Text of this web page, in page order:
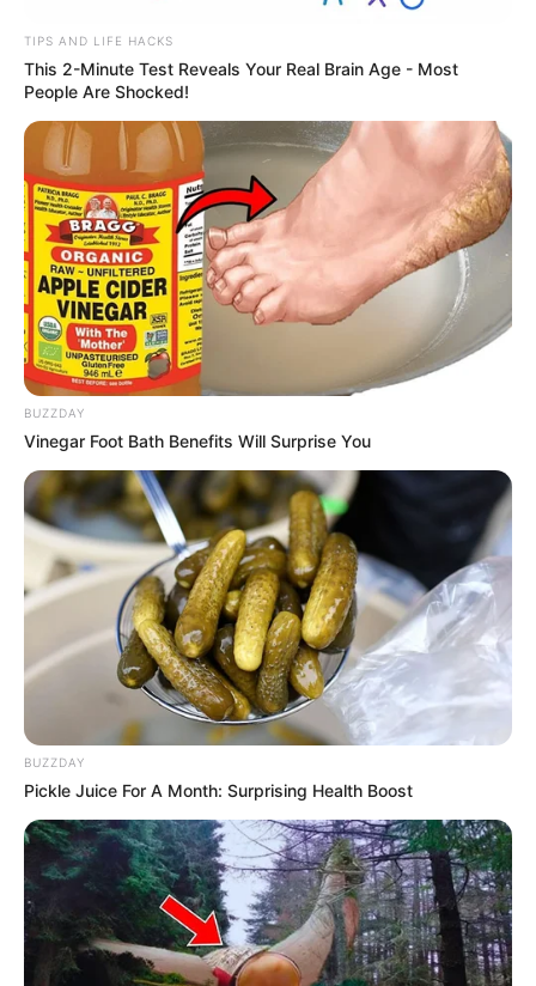
TIPS AND LIFE HACKS
This 2-Minute Test Reveals Your Real Brain Age - Most
People Are Shocked!
BUZZDAY
Vinegar Foot Bath Benefits Will Surprise You
BUZZDAY
Pickle Juice For A Month: Surprising Health Boost